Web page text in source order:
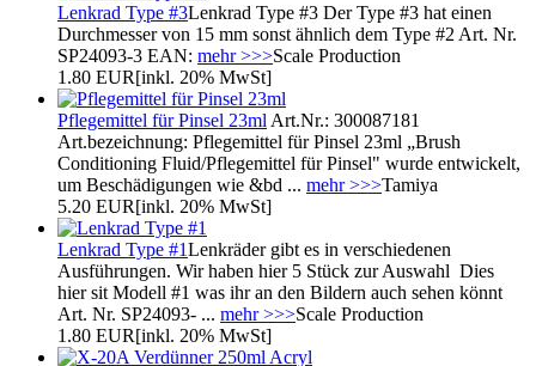
Lenkrad Type #3Lenkrad Type #3 Der Type #3 hat einen
Durchmesser von 15 mm sonst ähnlich dem Type #2 Art. Nr.
SP24093-3 EAN: mehr >>>Scale Production
1.80 EUR[inkl. 20% MwSt]
Pflegemittel für Pinsel 23ml Art.Nr.: 300087181
Art.bezeichnung: Pflegemittel für Pinsel 23ml „Brush
Conditioning Fluid/Pflegemittel für Pinsel" wurde entwickelt,
um Beschädigungen wie &bd ... mehr >>>Tamiya
5.20 EUR[inkl. 20% MwSt]
Lenkrad Type #1Lenkräder gibt es in verschiedenen
Ausführungen. Wir haben hier 5 Stück zur Auswahl Dies
hier sit Modell #1 was ihr an den Bildern auch sehen könnt
Art. Nr. SP24093- ... mehr >>>Scale Production
1.80 EUR[inkl. 20% MwSt]